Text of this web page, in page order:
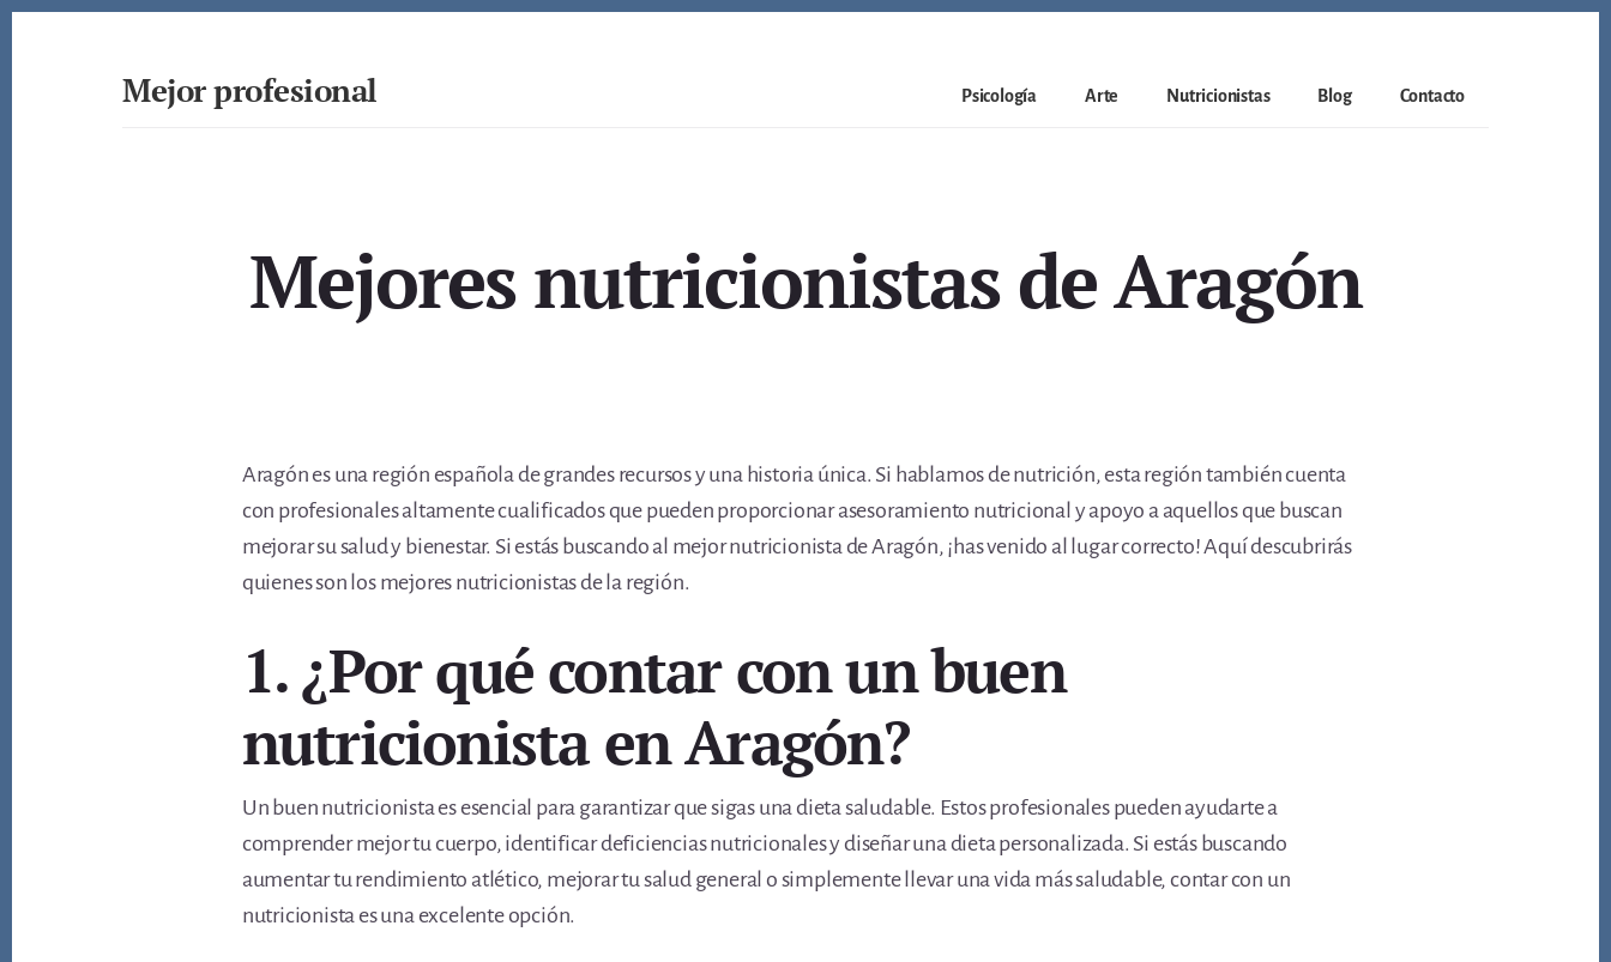
Mejor profesional Psicología Arte Nutricionistas Blog Contacto
Mejores nutricionistas de Aragón
Aragón es una región española de grandes recursos y una historia única. Si hablamos de nutrición, esta región también cuenta
con profesionales altamente cualificados que pueden proporcionar asesoramiento nutricional y apoyo a aquellos que buscan
mejorar su salud y bienestar. Si estás buscando al mejor nutricionista de Aragón, ¡has venido al lugar correcto! Aquí descubrirás
quienes son los mejores nutricionistas de la región.
1. ¿Por qué contar con un buen
nutricionista en Aragón?
Un buen nutricionista es esencial para garantizar que sigas una dieta saludable. Estos profesionales pueden ayudarte a
comprender mejor tu cuerpo, identificar deficiencias nutricionales y diseñar una dieta personalizada. Si estás buscando
aumentar tu rendimiento atlético, mejorar tu salud general o simplemente llevar una vida más saludable, contar con un
nutricionista es una excelente opción.